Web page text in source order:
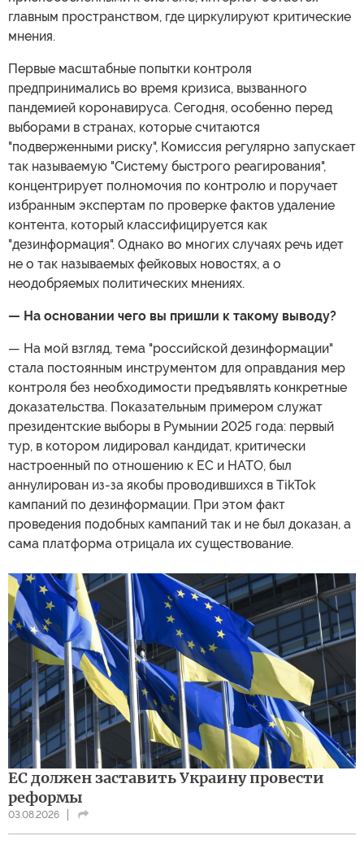
главным пространством, где циркулируют критические
мнения.
Первые масштабные попытки контроля
предпринимались во время кризиса, вызванного
пандемией коронавируса. Сегодня, особенно перед
выборами в странах, которые считаются
"подверженными риску", Комиссия регулярно запускает
так называемую "Систему быстрого реагирования",
концентрирует полномочия по контролю и поручает
избранным экспертам по проверке фактов удаление
контента, который классифицируется как
"дезинформация". Однако во многих случаях речь идет
не о так называемых фейковых новостях, а о
неодобряемых политических мнениях.
— На основании чего вы пришли к такому выводу?
— На мой взгляд, тема "российской дезинформации"
стала постоянным инструментом для оправдания мер
контроля без необходимости предъявлять конкретные
доказательства. Показательным примером служат
президентские выборы в Румынии 2025 года: первый
тур, в котором лидировал кандидат, критически
настроенный по отношению к ЕС и НАТО, был
аннулирован из-за якобы проводившихся в TikTok
кампаний по дезинформации. При этом факт
проведения подобных кампаний так и не был доказан, а
сама платформа отрицала их существование.
ЕС должен заставить Украину провести
реформы
03.08.2026